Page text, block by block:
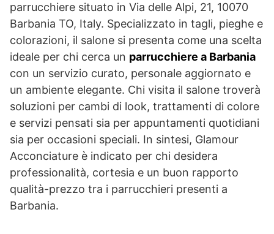
parrucchiere situato in Via delle Alpi, 21, 10070
Barbania TO, Italy. Specializzato in tagli, pieghe e
colorazioni, il salone si presenta come una scelta
ideale per chi cerca un parrucchiere a Barbania
con un servizio curato, personale aggiornato e
un ambiente elegante. Chi visita il salone troverà
soluzioni per cambi di look, trattamenti di colore
e servizi pensati sia per appuntamenti quotidiani
sia per occasioni speciali. In sintesi, Glamour
Acconciature è indicato per chi desidera
professionalità, cortesia e un buon rapporto
qualità-prezzo tra i parrucchieri presenti a
Barbania.